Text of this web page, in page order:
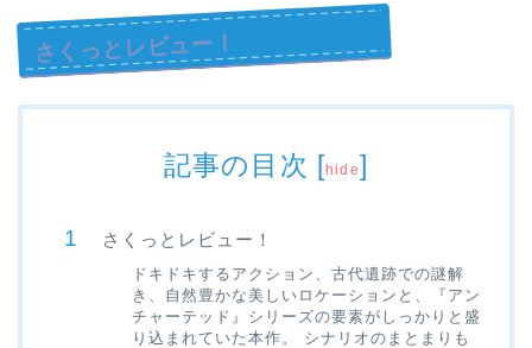
さくっとレビュー！
記事の目次 [hide]
さくっとレビュー！
ドキドキするアクション、古代遺跡での謎解
き、自然豊かな美しいロケーションと、『アン
チャーテッド』シリーズの要素がしっかりと盛
り込まれていた本作。 シナリオのまとまりも